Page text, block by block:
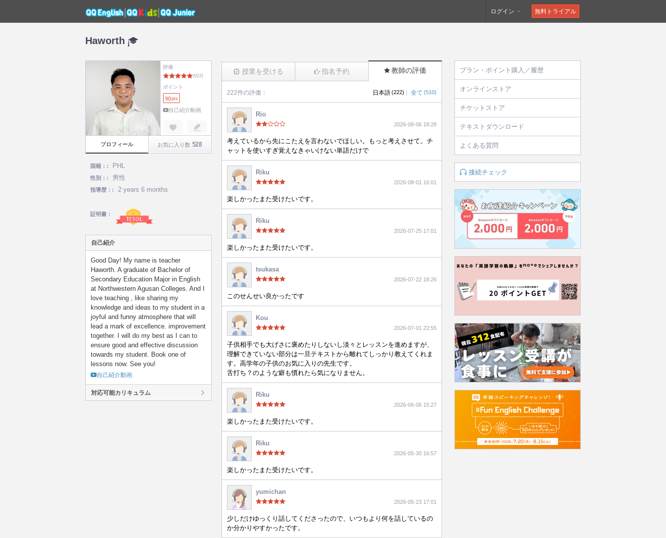
ログイン 無料トライアル
Haworth
評価
(922)
ポイント
90pts
自己紹介動画
プロフィール お気に入り数 528
国籍：: PHL
性別：: 男性
指導歴：: 2 years 6 months
証明書：
自己紹介
Good Day! My name is teacher
Haworth. A graduate of Bachelor of
Secondary Education Major in English
at Northwestern Agusan Colleges. And I
love teaching , like sharing my
knowledge and ideas to my student in a
joyful and funny atmosphere that will
lead a mark of excellence. improvement
together. I will do my best as I can to
ensure good and effective discussion
towards my student. Book one of
lessons now. See you!
自己紹介動画
対応可能カリキュラム
授業を受ける 指名予約 教師の評価
222件の評価： 日本語(222) | 全て (510)
Rio
2026-08-06 18:28
考えているから先にこたえを言わないでほしい。もっと考えさせて。チ
ャットを使いすぎ覚えなきゃいけない単語だけで
Riku
2026-08-01 16:01
楽しかったまた受けたいです。
Riku
2026-07-25 17:01
楽しかったまた受けたいです。
tsukasa
2026-07-22 18:26
このせんせい良かったです
Kou
2026-07-01 22:55
子供相手でも大げさに褒めたりしないし淡々とレッスンを進めますが、
理解できていない部分は一旦テキストから離れてしっかり教えてくれま
す。高学年の子供のお気に入りの先生です。
舌打ち？のような癖も慣れたら気になりません。
Riku
2026-06-06 15:27
楽しかったまた受けたいです。
Riku
2026-05-30 16:57
楽しかったまた受けたいです。
yumichan
2026-05-23 17:01
少しだけゆっくり話してくださったので、いつもより何を話しているの
か分かりやすかったです。
プラン・ポイント購入／履歴
オンラインストア
チケットストア
テキストダウンロード
よくある質問
接続チェック